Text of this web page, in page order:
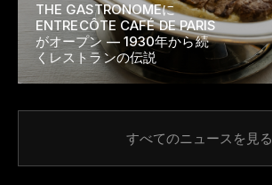
THE GASTRONOMEに
ENTRECÔTE CAFÉ DE PARIS
がオープン — 1930年から続
くレストランの伝説
すべてのニュースを見る